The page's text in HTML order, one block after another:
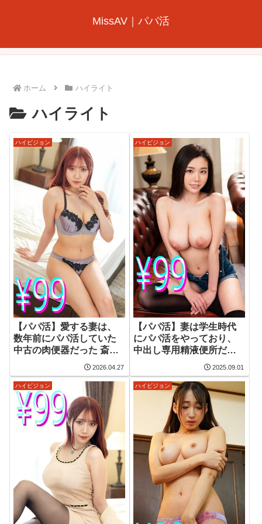
MissAV｜パパ活
ホーム ハイライト
ハイライト
ハイビジョン
【パパ活】愛する妻は、
数年前にパパ活していた
中古の肉便器だった 斎藤
2026.04.27
ハイビジョン
【パパ活】妻は学生時代
にパパ活をやっており、
中出し専用精液便所だっ
たことが判明 瀬名ひかり
2025.09.01
ハイビジョン ハイビジョン